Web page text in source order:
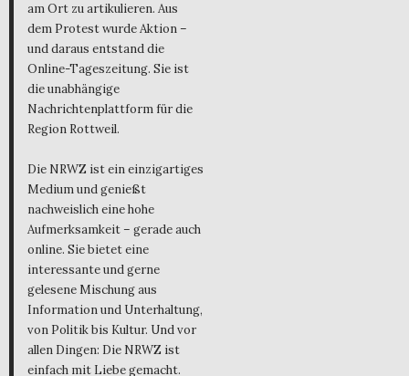
am Ort zu artikulieren. Aus
dem Protest wurde Aktion –
und daraus entstand die
Online-Tageszeitung. Sie ist
die unabhängige
Nachrichtenplattform für die
Region Rottweil.
Die NRWZ ist ein einzigartiges
Medium und genießt
nachweislich eine hohe
Aufmerksamkeit – gerade auch
online. Sie bietet eine
interessante und gerne
gelesene Mischung aus
Information und Unterhaltung,
von Politik bis Kultur. Und vor
allen Dingen: Die NRWZ ist
einfach mit Liebe gemacht.